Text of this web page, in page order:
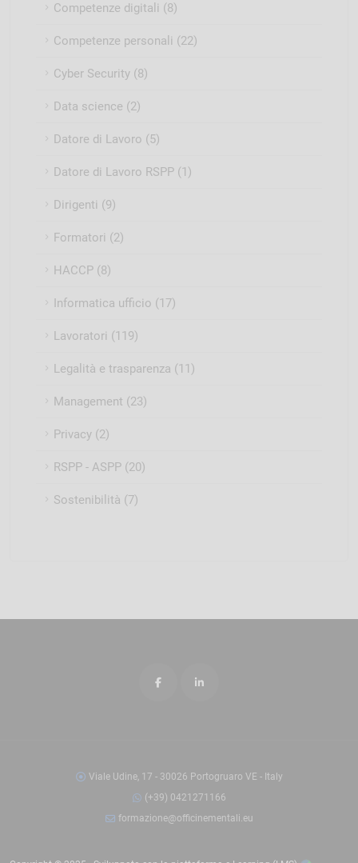
Competenze digitali (8)
Competenze personali (22)
Cyber Security (8)
Data science (2)
Datore di Lavoro (5)
Datore di Lavoro RSPP (1)
Dirigenti (9)
Formatori (2)
HACCP (8)
Informatica ufficio (17)
Lavoratori (119)
Legalità e trasparenza (11)
Management (23)
Privacy (2)
RSPP - ASPP (20)
Sostenibilità (7)
Viale Udine, 17 - 30026 Portogruaro VE - Italy
(+39) 0421271166
formazione@officinementali.eu